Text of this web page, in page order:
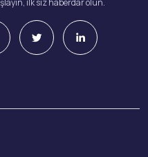
ilk siz haberdar olun.